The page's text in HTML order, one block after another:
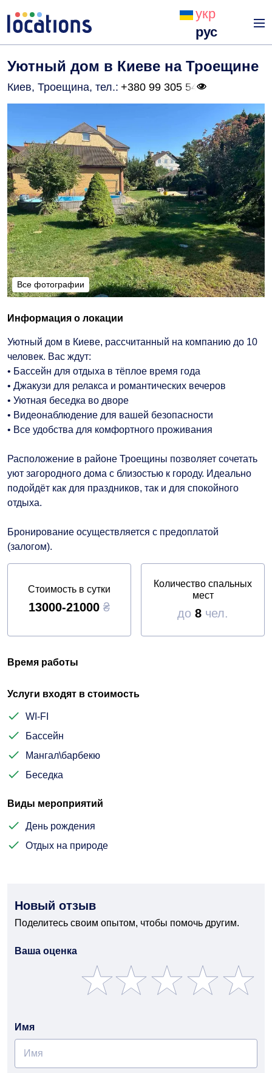
укр
рус
Уютный дом в Киеве на Троещине
Киев, Троещина, тел.: +380 99 305 54
Все фотографии
Все фотографии
Информация о локации
Уютный дом в Киеве, рассчитанный на компанию до 10
человек. Вас ждут:
• Бассейн для отдыха в тёплое время года
• Джакузи для релакса и романтических вечеров
• Уютная беседка во дворе
• Видеонаблюдение для вашей безопасности
• Все удобства для комфортного проживания
Расположение в районе Троещины позволяет сочетать
уют загородного дома с близостью к городу. Идеально
подойдёт как для праздников, так и для спокойного
отдыха.
Бронирование осуществляется с предоплатой
(залогом).
Стоимость в сутки
13000-21000₴
Количество спальных
мест
до8 чел.
Время работы
Услуги входят в стоимость
WI-FI
Бассейн
Мангал\барбекю
Беседка
Виды мероприятий
День рождения
Отдых на природе
Новый отзыв
Поделитесь своим опытом, чтобы помочь другим.
Ваша оценка
Имя